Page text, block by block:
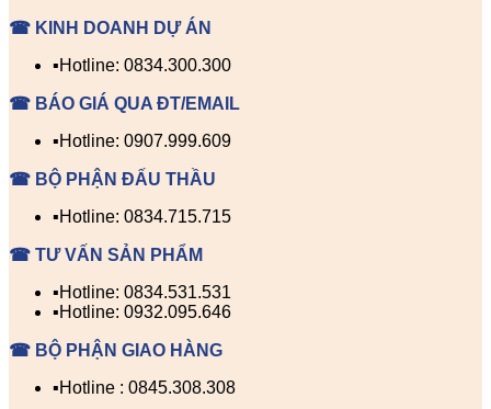
☎ KINH DOANH DỰ ÁN
▪️Hotline: 0834.300.300
☎ BÁO GIÁ QUA ĐT/EMAIL
▪️Hotline: 0907.999.609
☎ BỘ PHẬN ĐẤU THẦU
▪️Hotline: 0834.715.715
☎ TƯ VẤN SẢN PHẨM
▪️Hotline: 0834.531.531
▪️Hotline: 0932.095.646
☎ BỘ PHẬN GIAO HÀNG
▪️Hotline : 0845.308.308